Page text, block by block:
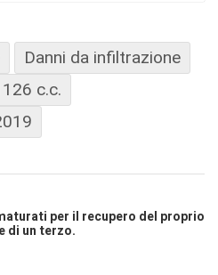
Danni da infiltrazione
c.c.
per il recupero del proprio
di un terzo.